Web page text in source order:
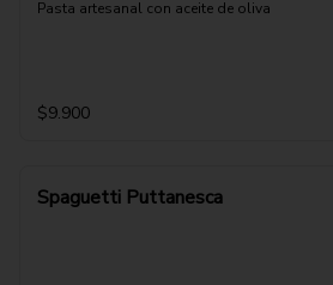
Pasta artesanal con aceite de oliva
$9.900
Spaguetti Puttanesca